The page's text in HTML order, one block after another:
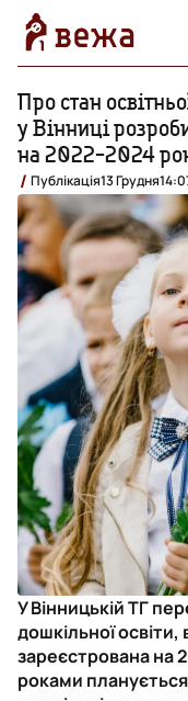
Про стан
у Вінниці
на 2022-2024
Публікація13 Грудня
У Вінницькій ТГ
дошкільної освіти,
зареєстрована на
роками